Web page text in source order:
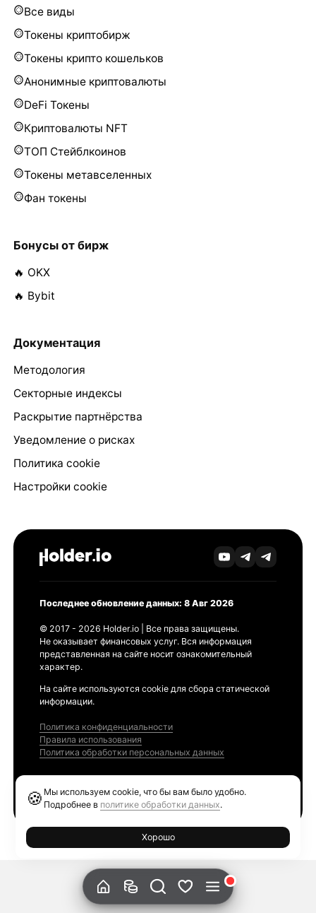
Все виды
Токены криптобирж
Токены крипто кошельков
Анонимные криптовалюты
DeFi Токены
Криптовалюты NFT
ТОП Стейблкоинов
Токены метавселенных
Фан токены
Бонусы от бирж
🔥 OKX
🔥 Bybit
Документация
Методология
Секторные индексы
Раскрытие партнёрства
Уведомление о рисках
Политика cookie
Настройки cookie
Последнее обновление данных: 8 Авг 2026
© 2017 - 2026 Holder.io | Все права защищены.
Не оказывает финансовых услуг. Вся информация
представленная на сайте носит ознакомительный
характер.
На сайте используются cookie для сбора статической
информации.
Политика конфиденциальности
Правила использования
Политика обработки персональных данных
🍪 Мы используем cookie, что бы вам было удобно.
Подробнее в политике обработки данных.
Хорошо
Ethereum GAS Tracker